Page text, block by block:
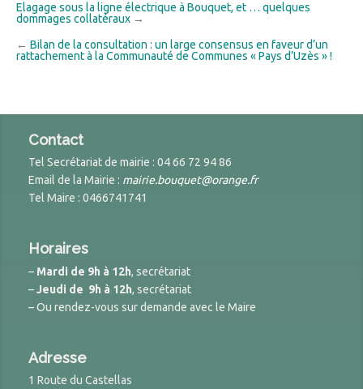
Elagage sous la ligne électrique à Bouquet, et … quelques
dommages collatéraux →
← Bilan de la consultation : un large consensus en faveur d’un
rattachement à la Communauté de Communes « Pays d’Uzès » !
Contact
Tel Secrétariat de mairie : 04 66 72 94 86
Email de la Mairie : mairie.bouquet@orange.fr
Tel Maire : 0466741741
Horaires
– Mardi de 9h à 12h, secrétariat
–Jeudi de 9h à 12h, secrétariat
– Ou rendez-vous sur demande avec le Maire
Adresse
1 Route du Castellas